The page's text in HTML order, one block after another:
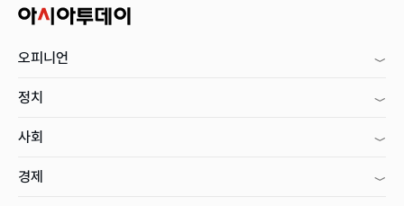
오피니언
정치
사회
경제